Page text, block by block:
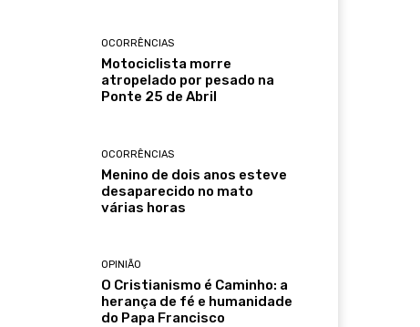
OCORRÊNCIAS
Motociclista morre
atropelado por pesado na
Ponte 25 de Abril
OCORRÊNCIAS
Menino de dois anos esteve
desaparecido no mato
várias horas
OPINIÃO
O Cristianismo é Caminho: a
herança de fé e humanidade
do Papa Francisco